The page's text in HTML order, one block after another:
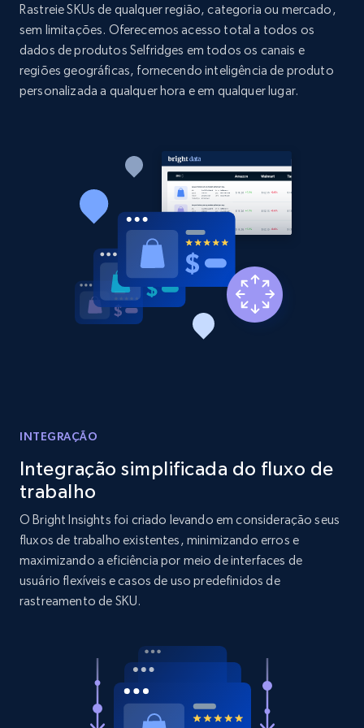
price, and more.
1.9K+ 323+ Comece agora
URL, Product id, Listing inventory id, Title, Rating,
Reviews count shop, Reviews count item, Initial
price, and more.
1.9K+ 323+ Comece agora
Etsy - Collects data from shop's URL
1.9K+
Amazon products search
Asin, URL, Name, Sponsored, Initial price, Final
price, Currency, Sold, and more.
1.6K+ 181+
URL, Product id, Title, Product description,
Rastreie SKUs de qualquer região, categoria ou mercado,
sem limitações. Oferecemos acesso total a todos os
dados de produtos Selfridges em todos os canais e
regiões geográficas, fornecendo inteligência de produto
personalizada a qualquer hora e em qualquer lugar.
INTEGRAÇÃO
Integração simplificada do fluxo de
trabalho
O Bright Insights foi criado levando em consideração seus
fluxos de trabalho existentes, minimizando erros e
maximizando a eficiência por meio de interfaces de
usuário flexíveis e casos de uso predefinidos de
rastreamento de SKU.